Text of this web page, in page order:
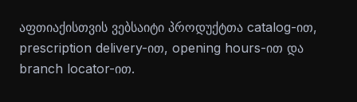
აფთიაქისთვის ვებსაიტი პროდუქტთა catalog-ით,
prescription delivery-ით, opening hours-ით და
branch locator-ით.